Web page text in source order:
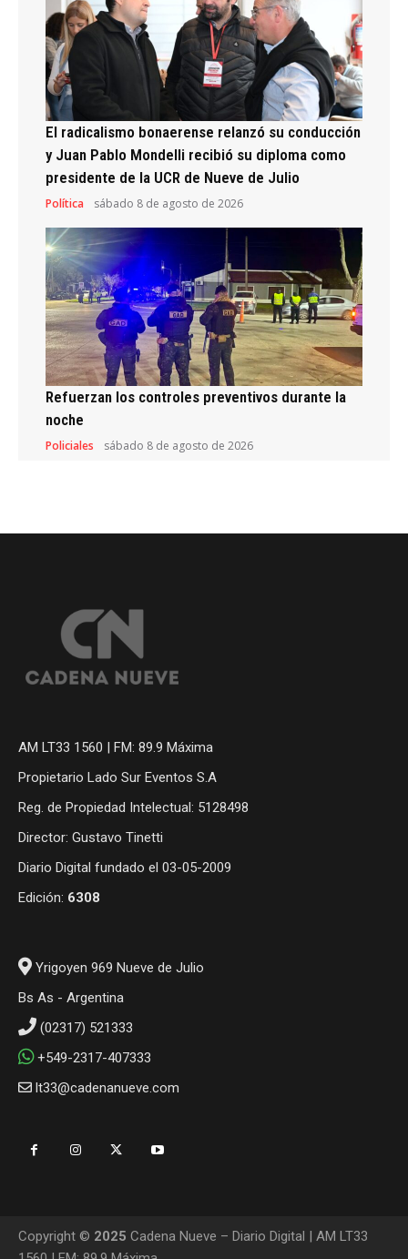
El radicalismo bonaerense relanzó su conducción
y Juan Pablo Mondelli recibió su diploma como
presidente de la UCR de Nueve de Julio
Política sábado 8 de agosto de 2026
Refuerzan los controles preventivos durante la
noche
Policiales sábado 8 de agosto de 2026
AM LT33 1560 | FM: 89.9 Máxima
Propietario Lado Sur Eventos S.A
Reg. de Propiedad Intelectual: 5128498
Director: Gustavo Tinetti
Diario Digital fundado el 03-05-2009
Edición: 6308
Yrigoyen 969 Nueve de Julio
Bs As - Argentina
(02317) 521333
+549-2317-407333
lt33@cadenanueve.com
Copyright © 2025 Cadena Nueve – Diario Digital | AM LT33